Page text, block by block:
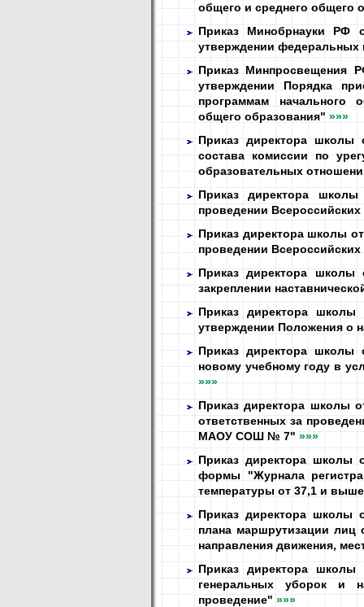
общего и среднего общего
Приказ Минобрнауки
утверждении
Приказ Минпросвещения
утверждении Порядка
программам начального
общего образования" »»»
Приказ директора
состава комиссии по
образовательных
Приказ директора
проведении
Приказ директора школы
проведении
Приказ директора
закреплении
Приказ директора
утверждении Положения
Приказ директора
новому учебному году в
»»»
Приказ директора школы
ответственных за
МАОУ СОШ № 7" »»»
Приказ директора школы
формы "Журнала
температуры от 37,1 и
Приказ директора школы
плана маршрутизации лиц
направления движения,
Приказ директора
генеральных уборок и
проведение" »»»